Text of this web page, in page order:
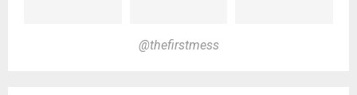
@thefirstmess